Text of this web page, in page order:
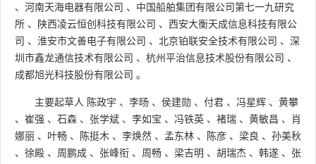
、 河南天海电器有限公司 、 中国船舶集团有限公司第七一九研究
所 、 陕西凌云恒创科技有限公司 、 西安大衡天成信息科技有限公
司 、 淮安市文善电子有限公司 、 北京铂联安全技术有限公司 、 深
圳市鑫龙通信技术有限公司 、 杭州平治信息技术股份有限公司 、
成都旭光科技股份有限公司 。
主要起草人 陈政宇 、 李旸 、 侯建勋 、 付君 、 冯星辉 、 黄攀
、 崔强 、 石森 、 张学斌 、 李如宝 、 冯铁英 、 褚瑞 、 黄敏昌 、
肖
娜丽 、 叶畅 、 陈挺木 、 李焕然 、 孟东林 、 陈彦 、 梁良 、 孙美秋
、 徐殿 、 周鹏成 、 张峰衔 、 周畅 、 梁吉明 、 胡瑞杰 、 韩遂 、 张